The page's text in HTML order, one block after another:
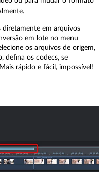
diretamente em arquivos
em lote no menu
os arquivos de origem,
defina os codecs, se
rápido e fácil, impossível!